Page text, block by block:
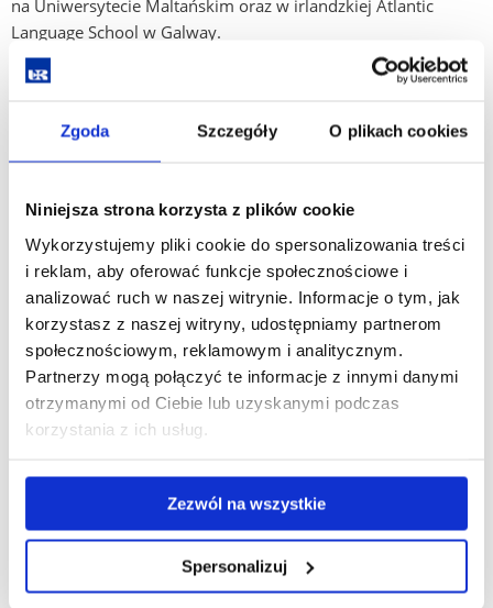
Zgoda Szczegóły O plikach cookies
Niniejsza strona korzysta z plików cookie
Wykorzystujemy pliki cookie do spersonalizowania treści
i reklam, aby oferować funkcje społecznościowe i
analizować ruch w naszej witrynie. Informacje o tym, jak
korzystasz z naszej witryny, udostępniamy partnerom
społecznościowym, reklamowym i analitycznym.
Partnerzy mogą połączyć te informacje z innymi danymi
otrzymanymi od Ciebie lub uzyskanymi podczas
korzystania z ich usług.
Zezwól na wszystkie
Spersonalizuj
na Uniwersytecie Maltańskim oraz w irlandzkiej Atlantic
Language School w Galway.
Skorzystali ponadto z zajęć dodatkowych organizowanych
przygotowanie przyszłych tłumaczy do pracy w wybranej
branży (np. media/komunikacja, turystyka, medycyna,
studenci nabyli wiedzę praktyczną z wybranych obszarów
oraz podnieśli swoją kompetencję językową. Na kolejne
semestry planowane są następne kursy, szkolenia i warsztaty
oraz staże zagraniczne i wizyty studyjne, na które studentów
Kolegium Nauk Humanistycznych serdecznie zapraszamy.
W ramach programu POWER zaplanowane zostały także
działania podnoszące kompetencje dydaktyczne kadry.
Pracownicy dydaktyczni i badawczo-dydaktyczni Instytutu
Neofilologii oraz Instytutu Polonistyki i Dziennikarstwa
wspomagających tłumaczenie pisemne, tworzenia
audiodeskrypcji, tłumaczenia ustnego, dydaktyki przekładu
oraz dydaktyki przekładu specjalistycznego, w tym
literackiego oraz warsztatach szkoleniowych podnoszących